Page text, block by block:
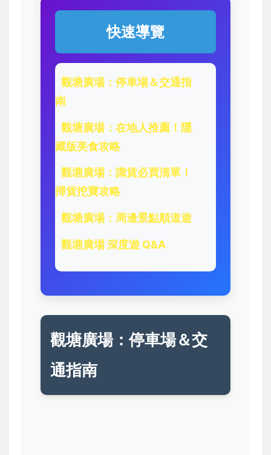
快速導覽
觀塘廣場：停車場＆交通指
南
觀塘廣場：在地人推薦！隱
藏版美食攻略
觀塘廣場：識貨必買清單！
掃貨挖寶攻略
觀塘廣場：周邊景點順道遊
觀塘廣場 深度遊 Q&A
觀塘廣場：停車場＆交
通指南